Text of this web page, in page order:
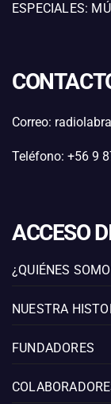
ESPECIALES:
Correo:
Teléfono: +56 9
ACCESO
¿QUIÉNES
NUESTRA
FUNDADORES